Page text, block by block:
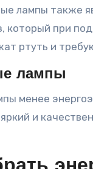
лампы также
который при
ртуть и
лампы
менее
и